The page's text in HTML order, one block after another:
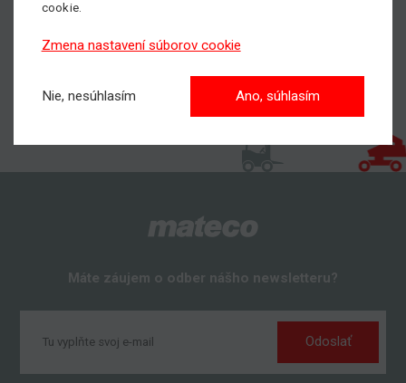
Máte záujem o odber nášho newsletteru?
Odoslať
cookie.
Zmena nastavení súborov cookie
Nie, nesúhlasím Ano, súhlasím